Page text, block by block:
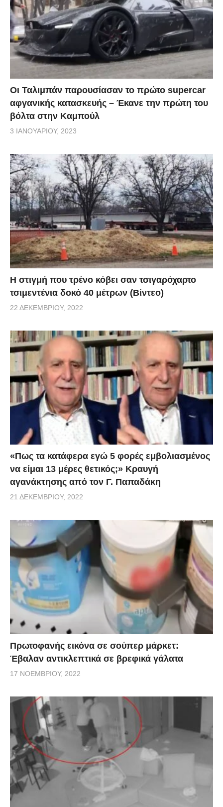
Οι Ταλιμπάν παρουσίασαν το πρώτο supercar
αφγανικής κατασκευής – Έκανε την πρώτη του
βόλτα στην Καμπούλ
3 ΙΑΝΟΥΑΡΊΟΥ, 2023
H στιγμή που τρένο κόβει σαν τσιγαρόχαρτο
τσιμεντένια δοκό 40 μέτρων (Βίντεο)
22 ΔΕΚΕΜΒΡΊΟΥ, 2022
«Πως τα κατάφερα εγώ 5 φορές εμβoλιασμένος
να είμαι 13 μέρες θετικός;» Κραυγή
αγανάκτησης από τον Γ. Παπαδάκη
21 ΔΕΚΕΜΒΡΊΟΥ, 2022
Πρωτοφανής εικόνα σε σούπερ μάρκετ:
Έβαλαν αντικλεπτικά σε βρεφικά γάλατα
17 ΝΟΕΜΒΡΊΟΥ, 2022